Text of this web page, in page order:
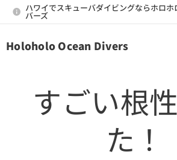
ハワイでスキューバダイビングならホロ
バーズ
Holoholo Ocean Divers
すごい根
た！